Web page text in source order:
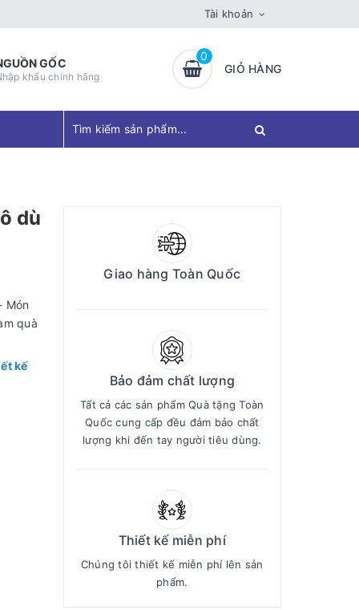
Tài khoản
GỐC
khẩu chính hãng
0
GIỎ HÀNG
dù
Món
quà
kế
Giao hàng Toàn Quốc
Bảo đảm chất lượng
Tất cả các sản phẩm Quà tặng Toàn
Quốc cung cấp đều đảm bảo chất
lượng khi đến tay người tiêu dùng.
Thiết kế miễn phí
Chúng tôi thiết kế miễn phí lên sản
phẩm.